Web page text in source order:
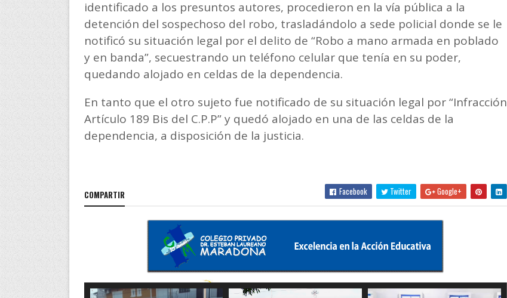
identificado a los presuntos autores, procedieron en la vía pública a la
detención del sospechoso del robo, trasladándolo a sede policial donde se le
notificó su situación legal por el delito de “Robo a mano armada en poblado
y en banda”, secuestrando un teléfono celular que tenía en su poder,
quedando alojado en celdas de la dependencia.
En tanto que el otro sujeto fue notificado de su situación legal por “Infracción
Artículo 189 Bis del C.P.P” y quedó alojado en una de las celdas de la
dependencia, a disposición de la justicia.
COMPARTIR Facebook Twitter Google+